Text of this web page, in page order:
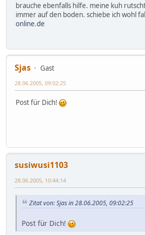
brauche ebenfalls hilfe. meine kuh
immer auf den boden. schiebe ich wohl
online.de
Sjas
Gast
28.06.2005, 09:02:25
Post für Dich!
susiwusi1103
28.06.2005, 10:44:14
Zitat von: Sjas in 28.06.2005, 09:02:25
Post für Dich!